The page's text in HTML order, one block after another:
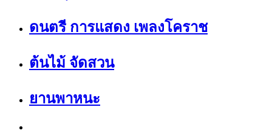
ดนตรี การแสดง เพลงโคราช
ต้นไม้ จัดสวน
ยานพาหนะ